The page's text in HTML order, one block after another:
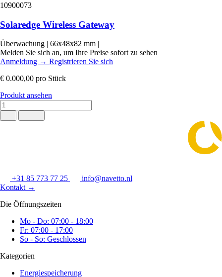
10900073
Solaredge Wireless Gateway
Überwachung | 66x48x82 mm |
Melden Sie sich an, um Ihre Preise sofort zu sehen
Anmeldung → Registrieren Sie sich
€ 0.000,00 pro Stück
Produkt ansehen
+31 85 773 77 25
info@navetto.nl
Kontakt →
Die Öffnungszeiten
Mo - Do: 07:00 - 18:00
Fr: 07:00 - 17:00
So - So: Geschlossen
Kategorien
Energiespeicherung